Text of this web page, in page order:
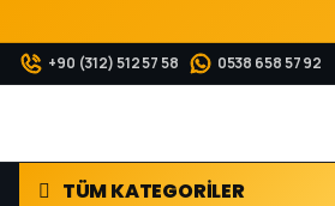
+90 (312) 512 57 58 0538 658 57 92
TÜM KATEGORİLER